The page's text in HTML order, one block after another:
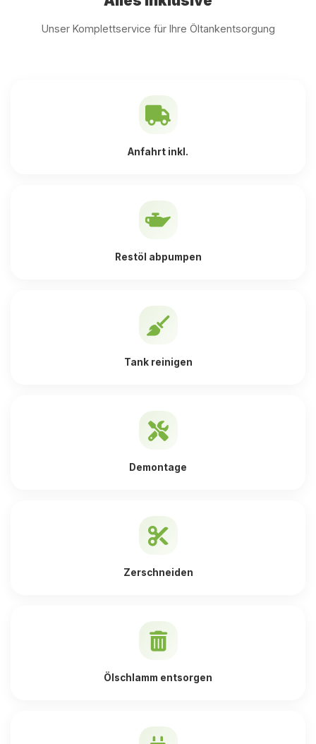
Unser Komplettservice für Ihre Öltankentsorgung
Anfahrt inkl.
Restöl abpumpen
Tank reinigen
Demontage
Zerschneiden
Ölschlamm entsorgen